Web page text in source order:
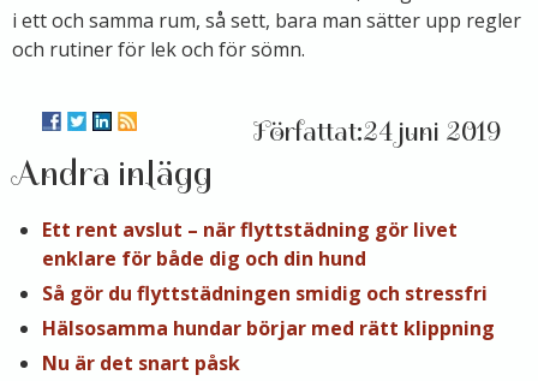
i ett och samma rum, så sett, bara man sätter upp regler
och rutiner för lek och för sömn.
24 juni 2019
Andra inlägg
Ett rent avslut – när flyttstädning gör livet
enklare för både dig och din hund
Så gör du flyttstädningen smidig och stressfri
Hälsosamma hundar börjar med rätt klippning
Nu är det snart påsk